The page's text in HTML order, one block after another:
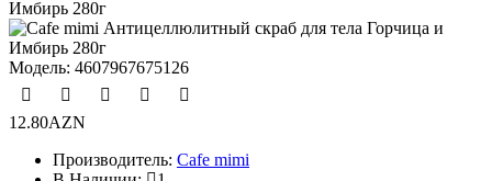
Модель: 4607967675126
12.80AZN
Производитель: Cafe mimi